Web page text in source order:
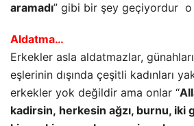
aramadı” gibi bir şey geçiyordur o
Aldatma…
Erkekler asla aldatmazlar,
eşlerinin dışında çeşitli kadınları
erkekler yok değildir ama onlar “
kadirsin, herkesin ağzı, burnu, iki